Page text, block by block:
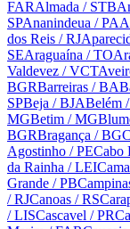
FARAlmada / STB
SPAnanindeua / PA
dos Reis / RJ
SEAraguaína / TO
Valdevez / VCT
BGRBarreiras / BA
SPBeja / BJABelém
MGBetim / MG
BGRBragança / BGC
Agostinho / PECabo
da Rainha / LEI
Grande / PB
/ RJCanoas / RS
/ LISCascavel / PR